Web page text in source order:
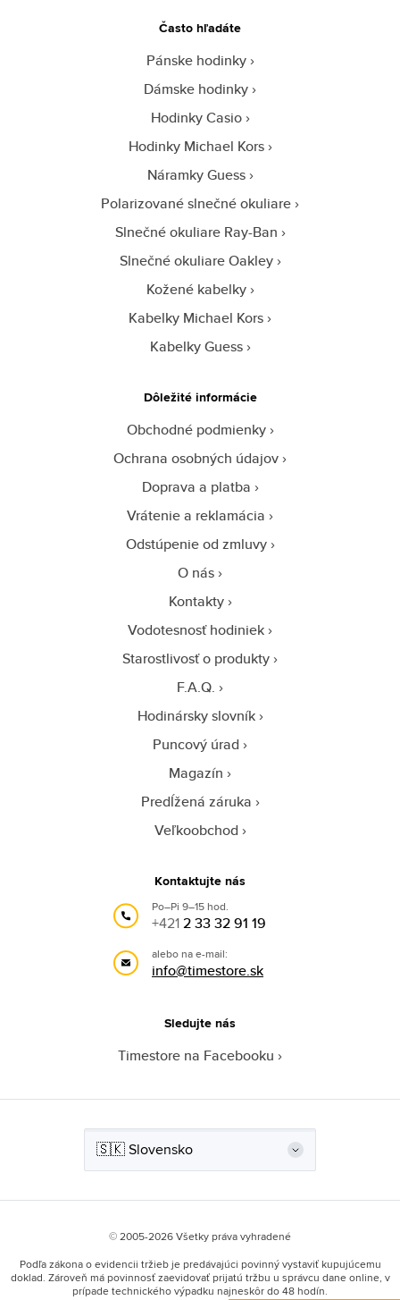
Často hľadáte
Pánske hodinky
Dámske hodinky
Hodinky Casio
Hodinky Michael Kors
Náramky Guess
Polarizované slnečné okuliare
Slnečné okuliare Ray-Ban
Slnečné okuliare Oakley
Kožené kabelky
Kabelky Michael Kors
Kabelky Guess
Dôležité informácie
Obchodné podmienky
Ochrana osobných údajov
Doprava a platba
Vrátenie a reklamácia
Odstúpenie od zmluvy
O nás
Kontakty
Vodotesnosť hodiniek
Starostlivosť o produkty
F.A.Q.
Hodinársky slovník
Puncový úrad
Magazín
Predĺžená záruka
Veľkoobchod
Kontaktujte nás
Po–Pi 9–15 hod.
+4212 33 32 91 19
alebo na e-mail:
info@timestore.sk
Sledujte nás
Timestore na Facebooku
© 2005-2026 Všetky práva vyhradené
Podľa zákona o evidencii tržieb je predávajúci povinný vystaviť kupujúcemu
doklad. Zároveň má povinnosť zaevidovať prijatú tržbu u správcu dane online, v
prípade technického výpadku najneskôr do 48 hodín.